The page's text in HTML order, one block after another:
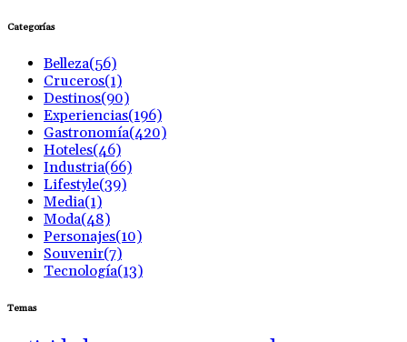
Categorías
Belleza(56)
Cruceros(1)
Destinos(90)
Experiencias(196)
Gastronomía(420)
Hoteles(46)
Industria(66)
Lifestyle(39)
Media(1)
Moda(48)
Personajes(10)
Souvenir(7)
Tecnología(13)
Temas